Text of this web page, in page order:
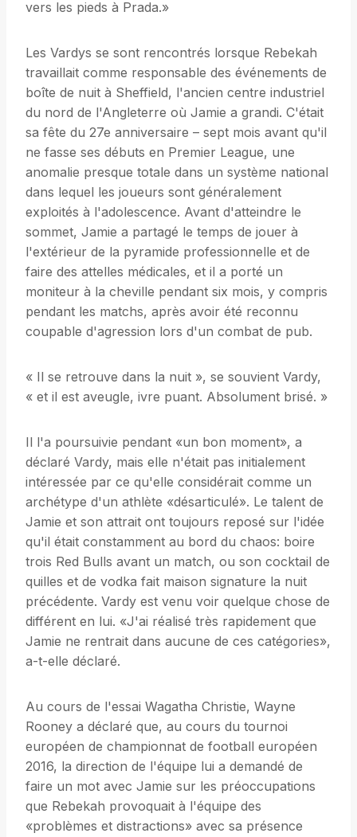
vers les pieds à Prada.»
Les Vardys se sont rencontrés lorsque Rebekah
travaillait comme responsable des événements de
boîte de nuit à Sheffield, l'ancien centre industriel
du nord de l'Angleterre où Jamie a grandi. C'était
sa fête du 27e anniversaire – sept mois avant qu'il
ne fasse ses débuts en Premier League, une
anomalie presque totale dans un système national
dans lequel les joueurs sont généralement
exploités à l'adolescence. Avant d'atteindre le
sommet, Jamie a partagé le temps de jouer à
l'extérieur de la pyramide professionnelle et de
faire des attelles médicales, et il a porté un
moniteur à la cheville pendant six mois, y compris
pendant les matchs, après avoir été reconnu
coupable d'agression lors d'un combat de pub.
« Il se retrouve dans la nuit », se souvient Vardy,
« et il est aveugle, ivre puant. Absolument brisé. »
Il l'a poursuivie pendant «un bon moment», a
déclaré Vardy, mais elle n'était pas initialement
intéressée par ce qu'elle considérait comme un
archétype d'un athlète «désarticulé». Le talent de
Jamie et son attrait ont toujours reposé sur l'idée
qu'il était constamment au bord du chaos: boire
trois Red Bulls avant un match, ou son cocktail de
quilles et de vodka fait maison signature la nuit
précédente. Vardy est venu voir quelque chose de
différent en lui. «J'ai réalisé très rapidement que
Jamie ne rentrait dans aucune de ces catégories»,
a-t-elle déclaré.
Au cours de l'essai Wagatha Christie, Wayne
Rooney a déclaré que, au cours du tournoi
européen de championnat de football européen
2016, la direction de l'équipe lui a demandé de
faire un mot avec Jamie sur les préoccupations
que Rebekah provoquait à l'équipe des
«problèmes et distractions» avec sa présence